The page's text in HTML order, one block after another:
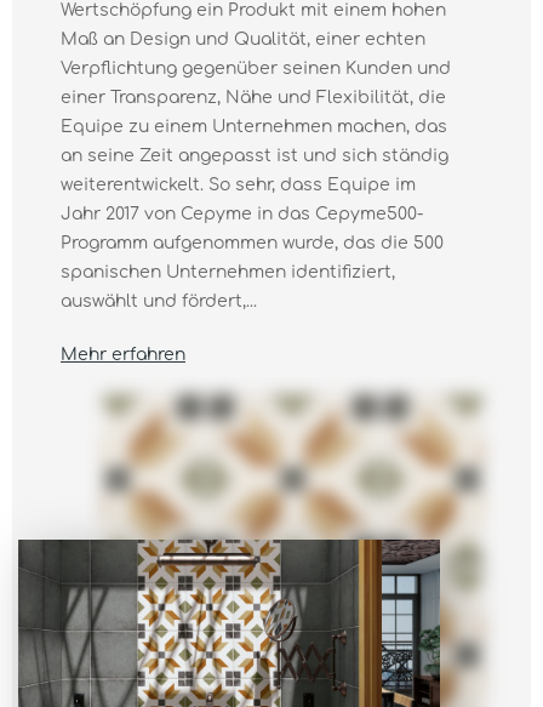
Wertschöpfung ein Produkt mit einem hohen
Maß an Design und Qualität, einer echten
Verpflichtung gegenüber seinen Kunden und
einer Transparenz, Nähe und Flexibilität, die
Equipe zu einem Unternehmen machen, das
an seine Zeit angepasst ist und sich ständig
weiterentwickelt. So sehr, dass Equipe im
Jahr 2017 von Cepyme in das Cepyme500-
Programm aufgenommen wurde, das die 500
spanischen Unternehmen identifiziert,
auswählt und fördert,...
Mehr erfahren